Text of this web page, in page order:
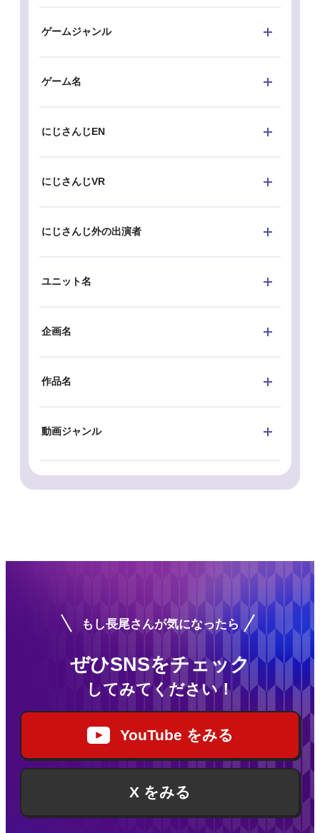
ゲームジャンル
ゲーム名
にじさんじEN
にじさんじVR
にじさんじ外の出演者
ユニット名
企画名
作品名
動画ジャンル
もし長尾さんが気になったら
ぜひSNSをチェック
してみてください！
YouTube をみる
X をみる